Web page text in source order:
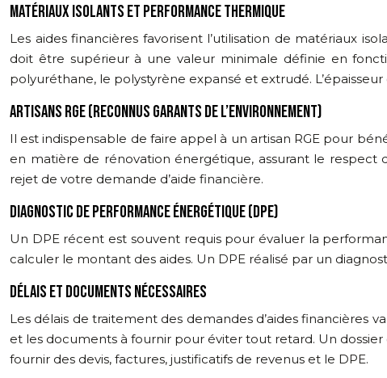
MATÉRIAUX ISOLANTS ET PERFORMANCE THERMIQUE
Les aides financières favorisent l’utilisation de matériaux
doit être supérieur à une valeur minimale définie en
polyuréthane, le polystyrène expansé et extrudé.
ARTISANS RGE (RECONNUS GARANTS DE L’ENVIRONNEMENT)
Il est indispensable de faire appel à un artisan RGE pour
en matière de rénovation énergétique, assurant le respect
rejet de votre demande d’aide financière.
DIAGNOSTIC DE PERFORMANCE ÉNERGÉTIQUE (DPE)
Un DPE récent est souvent requis pour évaluer la
calculer le montant des aides. Un DPE réalisé par un
DÉLAIS ET DOCUMENTS NÉCESSAIRES
Les délais de traitement des demandes d’aides financières
et les documents à fournir pour éviter tout retard. Un
fournir des devis, factures, justificatifs de revenus et le DPE.